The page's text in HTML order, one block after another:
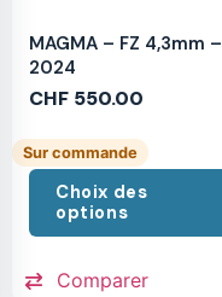
MAGMA – FZ 4,3mm –
2024
CHF 550.00
Sur commande
Choix des
options
Comparer